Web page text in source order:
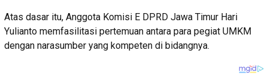
Atas dasar itu, Anggota Komisi E DPRD Jawa Timur Hari
Yulianto memfasilitasi pertemuan antara para pegiat UMKM
dengan narasumber yang kompeten di bidangnya.